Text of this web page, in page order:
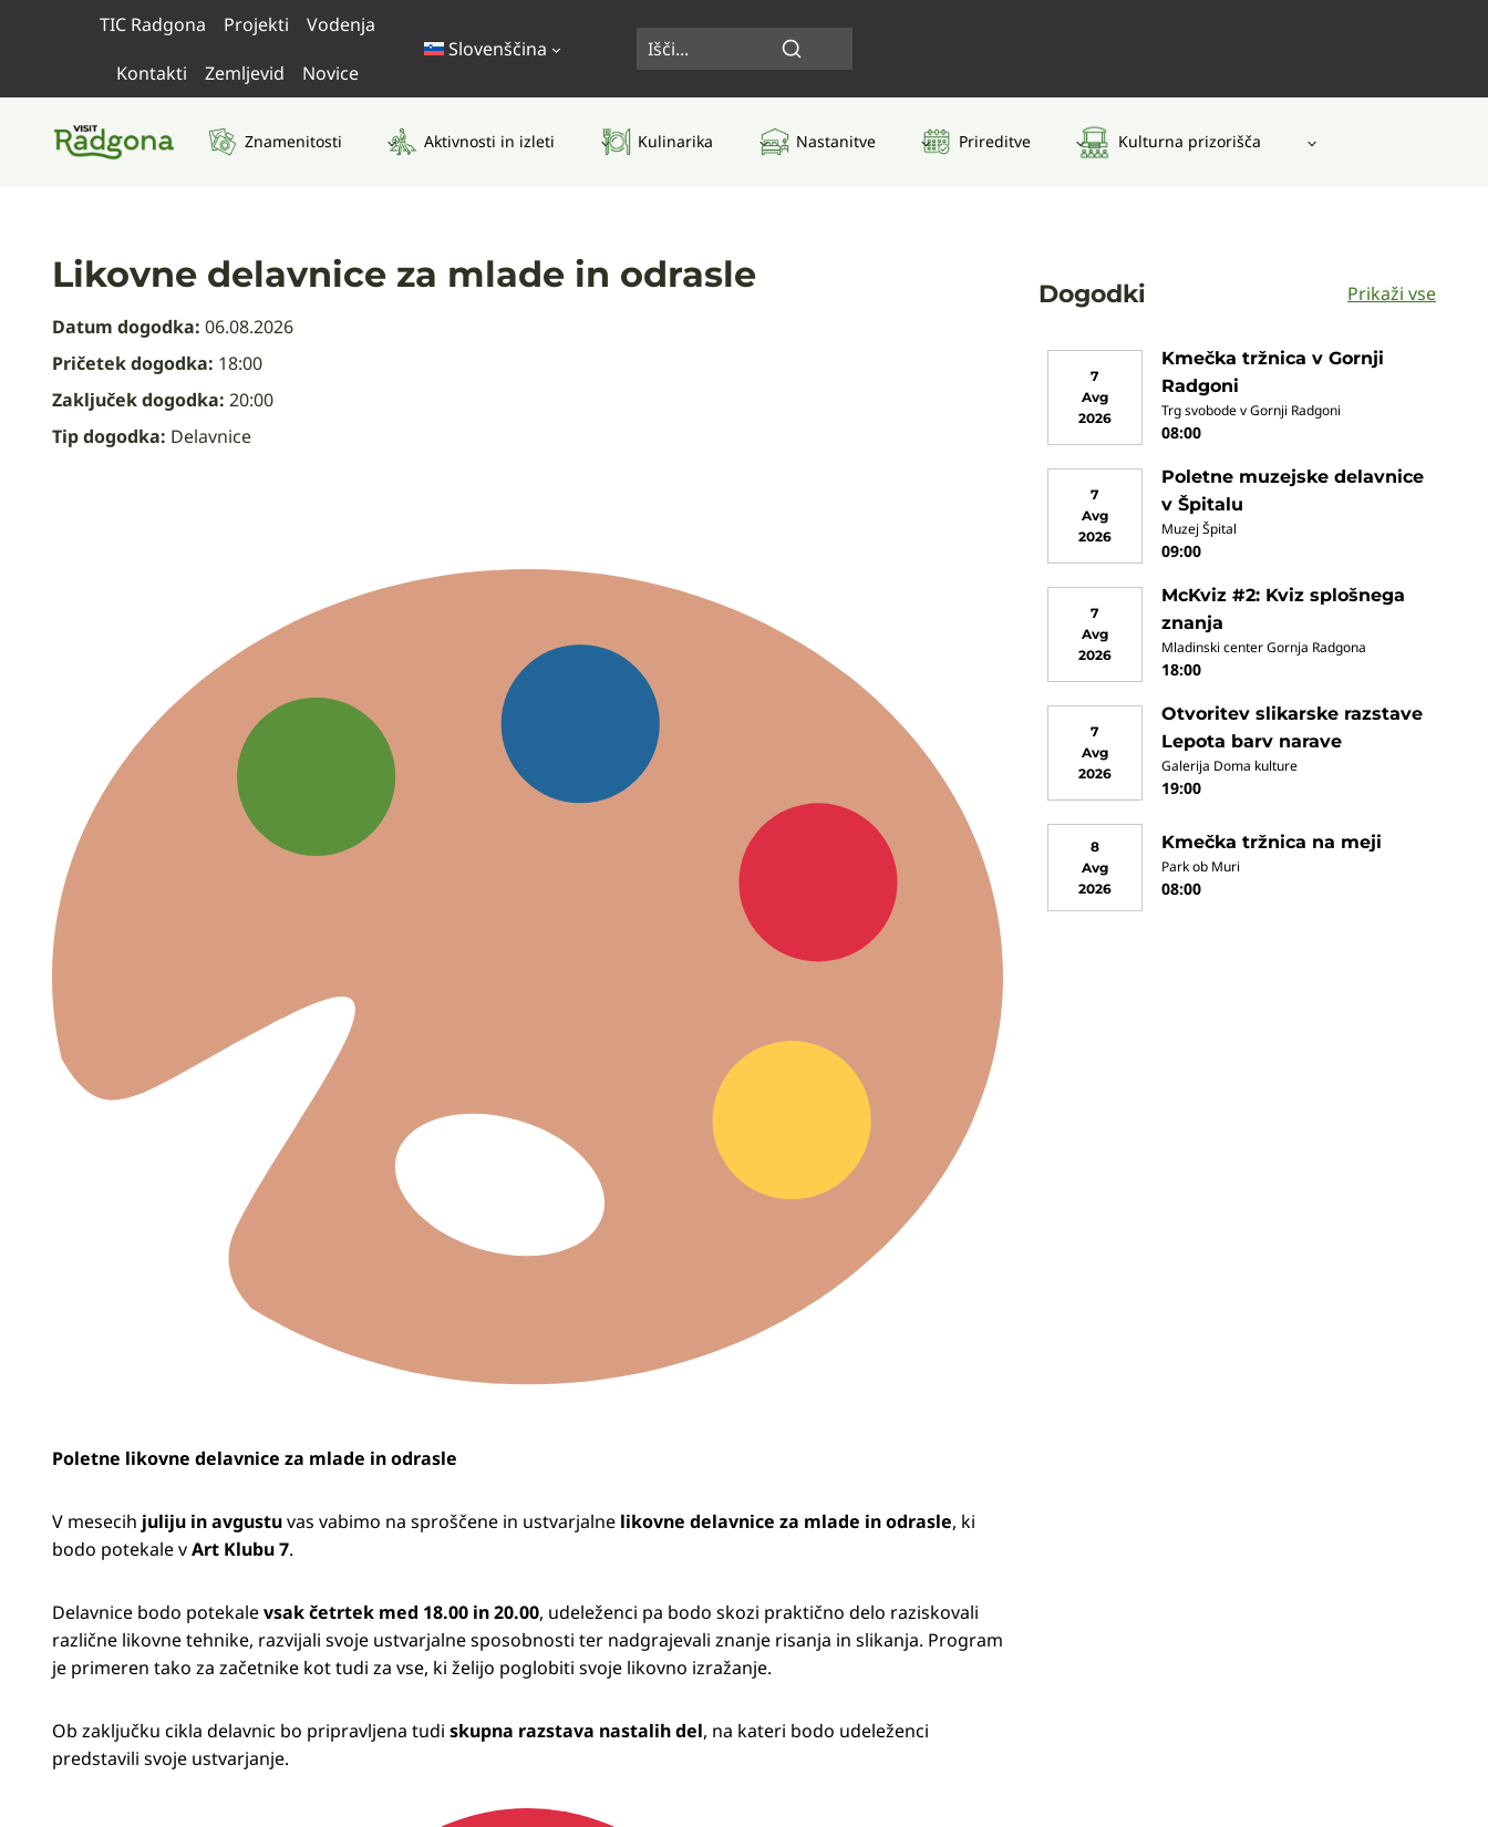
TIC Radgona Projekti Vodenja
Kontakti Zemljevid Novice
Slovenščina
Znamenitosti Aktivnosti in izleti Kulinarika Nastanitve Prireditve Kulturna prizorišča
Likovne delavnice za mlade in odrasle
Datum dogodka: 06.08.2026
Pričetek dogodka: 18:00
Zaključek dogodka: 20:00
Tip dogodka: Delavnice
Poletne likovne delavnice za mlade in odrasle
V mesecih juliju in avgustuvas vabimo na sproščene in ustvarjalne likovne delavnice za mlade in odrasle, ki
bodo potekale vArt Klubu 7.
Delavnice bodo potekalevsak četrtek med 18.00 in 20.00, udeleženci pa bodo skozi praktično delo raziskovali
različne likovne tehnike, razvijali svoje ustvarjalne sposobnosti ter nadgrajevali znanje risanja in slikanja. Program
je primeren tako za začetnike kot tudi za vse, ki želijo poglobiti svoje likovno izražanje.
Ob zaključku cikla delavnic bo pripravljena tudi skupna razstava nastalih del, na kateri bodo udeleženci
predstavili svoje ustvarjanje.
Dogodki Prikaži vse
7
Avg
2026
Kmečka tržnica v Gornji
Radgoni
Trg svobode v Gornji Radgoni
08:00
7
Avg
2026
Poletne muzejske delavnice
v Špitalu
Muzej Špital
09:00
7
Avg
2026
McKviz #2: Kviz splošnega
znanja
Mladinski center Gornja Radgona
18:00
7
Avg
2026
Otvoritev slikarske razstave
Lepota barv narave
Galerija Doma kulture
19:00
8
Avg
2026
Kmečka tržnica na meji
Park ob Muri
08:00